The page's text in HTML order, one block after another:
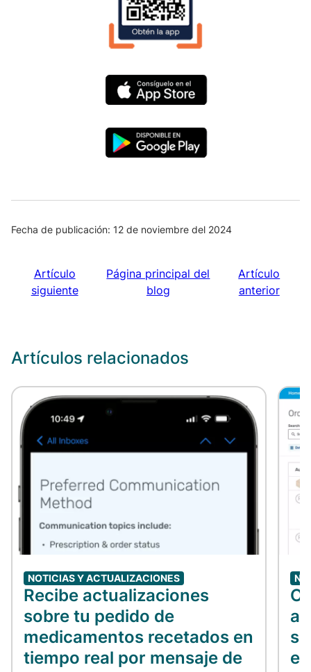
Fecha de publicación: 12 de noviembre del 2024
Artículo
siguiente
Página principal del
blog
Artículo
anterior
Artículos relacionados
NOTICIAS Y ACTUALIZACIONES
Recibe actualizaciones
sobre tu pedido de
medicamentos recetados en
tiempo real por mensaje de